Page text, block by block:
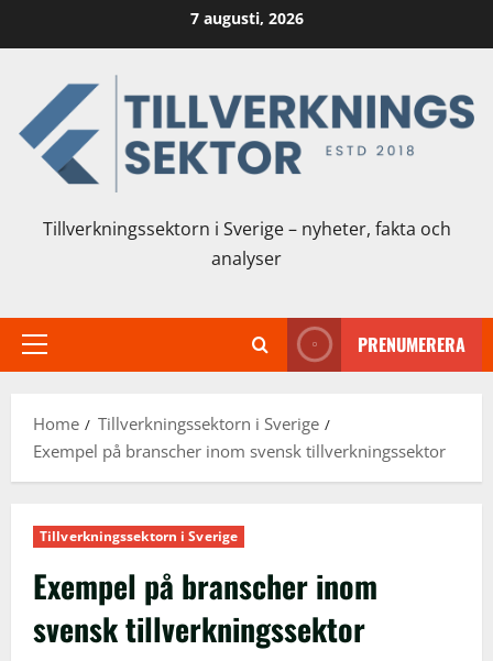
to
7 augusti, 2026
Tillverkningssektorn i Sverige – nyheter, fakta och
analyser
Primary
PRENUMERERA
Home
Tillverkningssektorn i Sverige
Exempel på branscher inom svensk tillverkningssektor
Tillverkningssektorn i Sverige
Exempel på branscher inom
svensk tillverkningssektor